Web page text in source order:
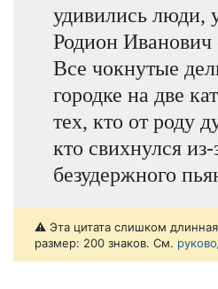
удивились люди,
Родион
Все чокнутые
городке на две
тех, кто от роду
кто свихнулся из-
безудержного
⚠️ Эта цитата слишком
размер: 200 знаков. См.